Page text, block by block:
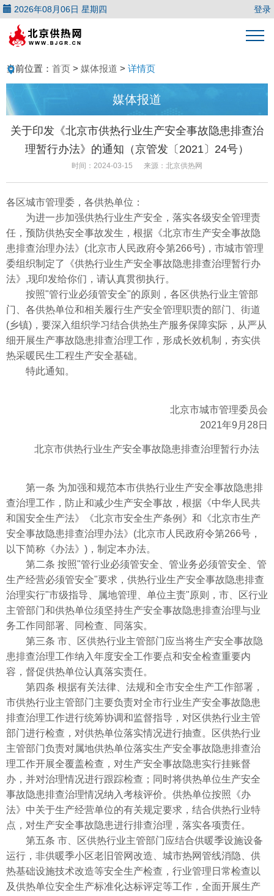
2026年08月06日 星期四 登录
当前位置： 首页 > 媒体报道 > 详情页
媒体报道
关于印发《北京市供热行业生产安全事故隐患排查治
理暂行办法》的通知（京管发〔2021〕24号）
时间：2024-03-15 来源：北京供热网
各区城市管理委，各供热单位：
为进一步加强供热行业生产安全，落实各级安全管理责
任，预防供热安全事故发生，根据《北京市生产安全事故隐
患排查治理办法》(北京市人民政府令第266号)，市城市管理
委组织制定了《供热行业生产安全事故隐患排查治理暂行办
法》,现印发给你们，请认真贯彻执行。
按照"管行业必须管安全"的原则，各区供热行业主管部
门、各供热单位和相关履行生产安全管理职责的部门、街道
(乡镇)，要深入组织学习结合供热生产服务保障实际，从严从
细开展生产事故隐患排查治理工作，形成长效机制，夯实供
热采暖民生工程生产安全基础。
特此通知。
北京市城市管理委员会
2021年9月28日
北京市供热行业生产安全事故隐患排查治理暂行办法
第一条 为加强和规范本市供热行业生产安全事故隐患排
查治理工作，防止和减少生产安全事故，根据《中华人民共
和国安全生产法》《北京市安全生产条例》和《北京市生产
安全事故隐患排查治理办法》(北京市人民政府令第266号，
以下简称《办法》)，制定本办法。
第二条 按照"管行业必须管安全、管业务必须管安全、管
生产经营必须管安全"要求，供热行业生产安全事故隐患排查
治理实行"市级指导、属地管理、单位主责"原则，市、区行业
主管部门和供热单位须坚持生产安全事故隐患排查治理与业
务工作同部署、同检查、同落实。
第三条 市、区供热行业主管部门应当将生产安全事故隐
患排查治理工作纳入年度安全工作要点和安全检查重要内
容，督促供热单位认真落实责任。
第四条 根据有关法律、法规和全市安全生产工作部署，
市供热行业主管部门主要负责对全市行业生产安全事故隐患
排查治理工作进行统筹协调和监督指导，对区供热行业主管
部门进行检查，对供热单位落实情况进行抽查。区供热行业
主管部门负责对属地供热单位落实生产安全事故隐患排查治
理工作开展全覆盖检查，对生产安全事故隐患实行挂账督
办，并对治理情况进行跟踪检查；同时将供热单位生产安全
事故隐患排查治理情况纳入考核评价。供热单位按照《办
法》中关于生产经营单位的有关规定要求，结合供热行业特
点，对生产安全事故隐患进行排查治理，落实各项责任。
第五条 市、区供热行业主管部门应结合供暖季设施设备
运行，非供暖季小区老旧管网改造、城市热网管线消隐、供
热基础设施技术改造等安全生产检查，行业管理日常检查以
及供热单位安全生产标准化达标评定等工作，全面开展生产